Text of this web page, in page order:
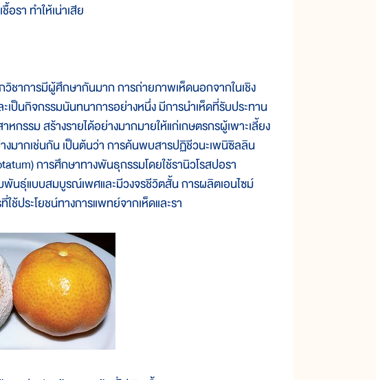
อรา ทำให้เน่าเสีย
การมีผู้ศึกษากันมาก การถ่ายภาพเห็ดนอกจากในเชิง
ป็นกิจกรรมนันทนาการอย่างหนึ่ง มีการนำเห็ดที่รับประทาน
หกรรม สร้างรายได้อย่างมากมายให้แก่เกษตรกรผู้เพาะเลี้ยง
มากเช่นกัน เป็นต้นว่า การค้นพบสารปฏิชีวนะเพนิซิลลิน
การศึกษาทางพันธุกรรมโดยใช้รานิวโรสปอรา
พันธุ์แบบสมบูรณ์เพศและมีวงจรชีวิตสั้น การผลิตเอนไซม์
ช้ประโยชน์ทางการแพทย์จากเห็ดและรา